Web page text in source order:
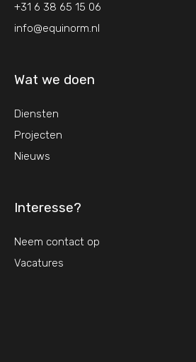
+31 6 38 65 15 06
info@equinorm.nl
Wat we doen
Diensten
Projecten
Nieuws
Interesse?
Neem contact op
Vacatures